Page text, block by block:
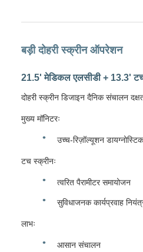
बड़ी दोहरी स्क्रीन ऑपरेशन
21.5' मेडिकल एलसीडी + 13.3'
दोहरी स्क्रीन डिजाइन दैनिक संचालन
मुख्य मॉनिटरः
उच्च-रिज़ॉल्यूशन
टच स्क्रीनः
त्वरित पैरामीटर समायोजन
सुविधाजनक कार्यप्रवाह
लाभः
आसान संचालन